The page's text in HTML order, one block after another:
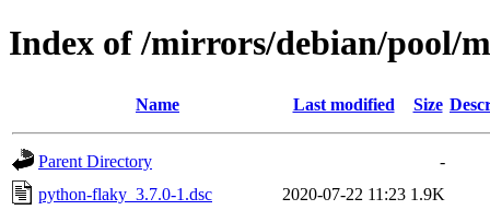
Index of /mirrors/debian/pool/
Name Last modified Size
Parent Directory
-
python-flaky_3.7.0-1.dsc
2020-07-22 11:23 1.9K